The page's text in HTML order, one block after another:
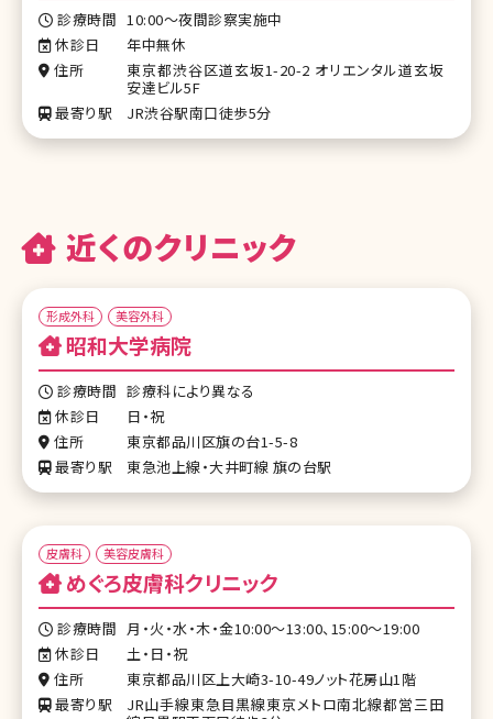
診療時間 10:00～夜間診察実施中
休診日
年中無休
住所
東京都渋谷区道玄坂1-20-2 オリエンタル道玄坂
安達ビル5F
最寄り駅
JR渋谷駅南口徒歩5分
近くのクリニック
形成外科 美容外科
昭和大学病院
診療時間 診療科により異なる
休診日
日・祝
住所
東京都品川区旗の台1-5-8
最寄り駅
東急池上線・大井町線 旗の台駅
皮膚科 美容皮膚科
めぐろ皮膚科クリニック
診療時間 月・火・水・木・金10:00～13:00、15:00～19:00
休診日
土・日・祝
住所
東京都品川区上大崎3-10-49ノット花房山1階
最寄り駅
JR山手線東急目黒線東京メトロ南北線都営三田